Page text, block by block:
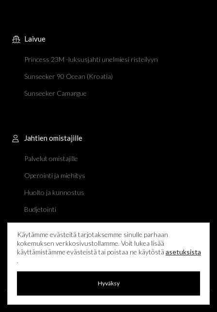
Laivue
Princess 23M -luksusjahti unelmiesi risteilyyn
Sunseeker 90 Ocean (Kroatia)
Sunseeker Camargue
Jahtien omistajille
Palvelut omistajille
Operointi ja miehitys
Huolto ja kunnostus
Budjetointi
Ostot, myynnit ja maahantuonti
Käytämme evästeitä tarjotaksemme sinulle parhaan
kokemuksen verkkosivustollamme. Voit lukea lisää
käyttämistämme evästeistä tai poistaa ne käytöstä asetuksista
.
Hyväksy